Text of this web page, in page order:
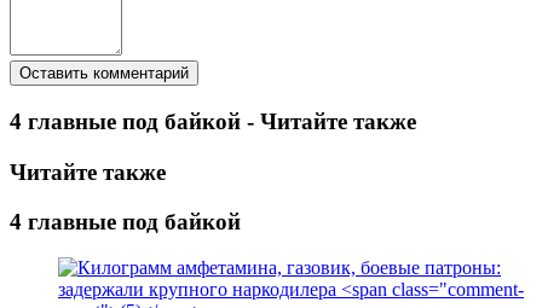
4 главные под байкой - Читайте также
Читайте также
4 главные под байкой